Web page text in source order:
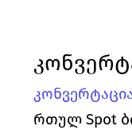
რთულ Spot